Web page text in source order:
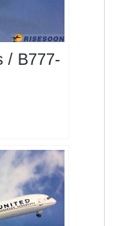
/ B777-